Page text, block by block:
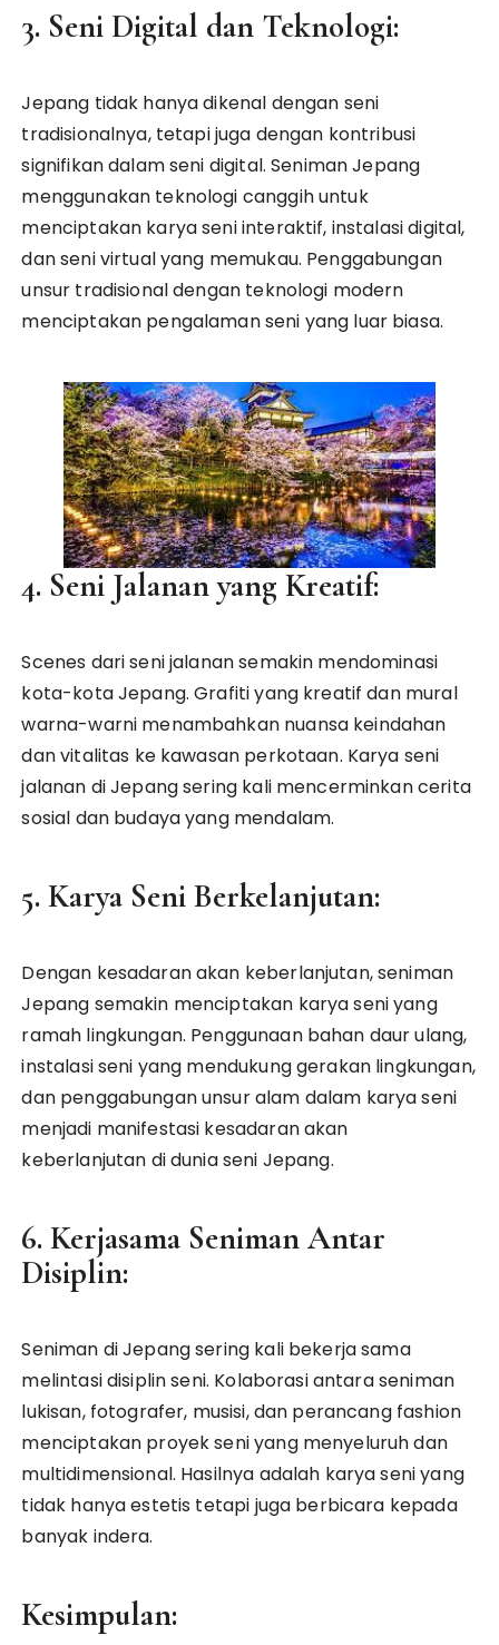
3. Seni Digital dan Teknologi:
Jepang tidak hanya dikenal dengan seni
tradisionalnya, tetapi juga dengan kontribusi
signifikan dalam seni digital. Seniman Jepang
menggunakan teknologi canggih untuk
menciptakan karya seni interaktif, instalasi digital,
dan seni virtual yang memukau. Penggabungan
unsur tradisional dengan teknologi modern
menciptakan pengalaman seni yang luar biasa.
4. Seni Jalanan yang Kreatif:
Scenes dari seni jalanan semakin mendominasi
kota-kota Jepang. Grafiti yang kreatif dan mural
warna-warni menambahkan nuansa keindahan
dan vitalitas ke kawasan perkotaan. Karya seni
jalanan di Jepang sering kali mencerminkan cerita
sosial dan budaya yang mendalam.
5. Karya Seni Berkelanjutan:
Dengan kesadaran akan keberlanjutan, seniman
Jepang semakin menciptakan karya seni yang
ramah lingkungan. Penggunaan bahan daur ulang,
instalasi seni yang mendukung gerakan lingkungan,
dan penggabungan unsur alam dalam karya seni
menjadi manifestasi kesadaran akan
keberlanjutan di dunia seni Jepang.
6. Kerjasama Seniman Antar
Disiplin:
Seniman di Jepang sering kali bekerja sama
melintasi disiplin seni. Kolaborasi antara seniman
lukisan, fotografer, musisi, dan perancang fashion
menciptakan proyek seni yang menyeluruh dan
multidimensional. Hasilnya adalah karya seni yang
tidak hanya estetis tetapi juga berbicara kepada
banyak indera.
Kesimpulan: